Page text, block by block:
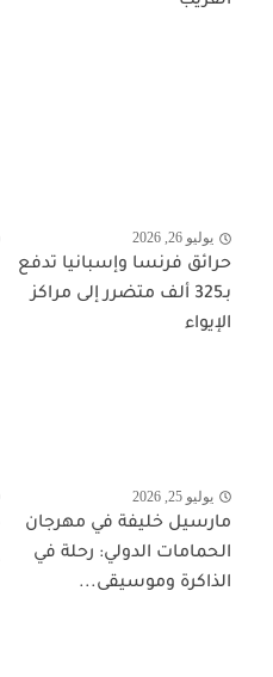
يوليو 26, 2026
حرائق فرنسا وإسبانيا تدفع
بـ325 ألف متضرر إلى مراكز
الإيواء
يوليو 25, 2026
مارسيل خليفة في مهرجان
الحمامات الدولي: رحلة في
الذاكرة وموسيقى...